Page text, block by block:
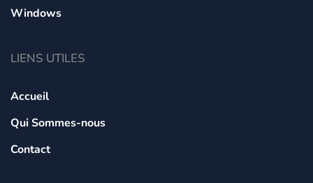
Windows
LIENS UTILES
Accueil
Qui Sommes-nous
Contact